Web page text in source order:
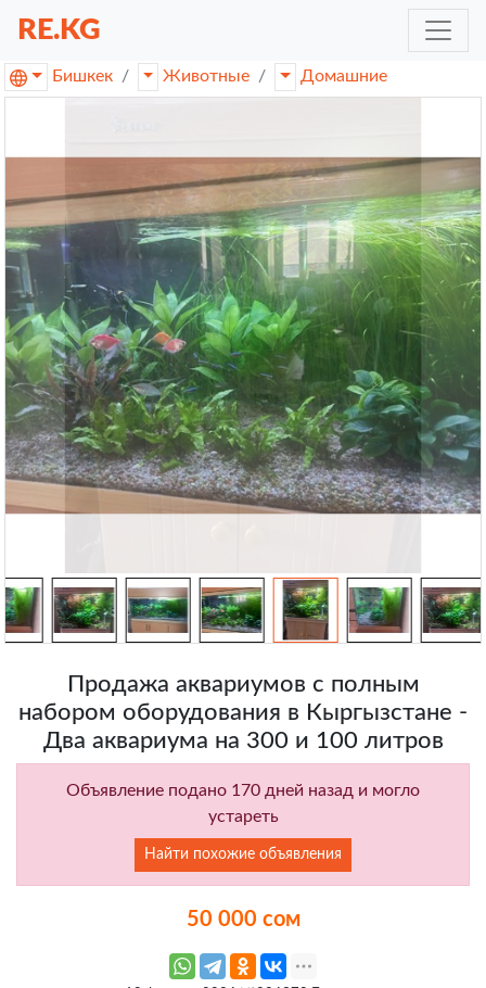
RE.KG
Бишкек Животные Домашние
Продажа аквариумов с полным
набором оборудования в Кыргызстане -
Два аквариума на 300 и 100 литров
Объявление подано 170 дней назад и могло
устареть
Найти похожие объявления
50 000 сом